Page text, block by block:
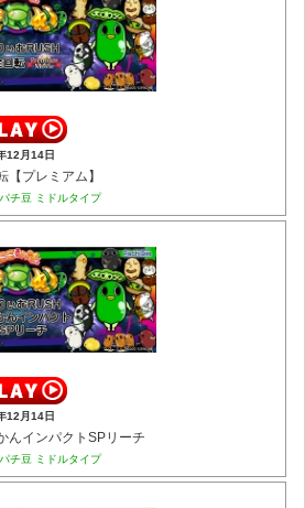
12月14日
【プレミアム】
チ豆 ミドルタイプ
12月14日
んインパクトSPリーチ
チ豆 ミドルタイプ